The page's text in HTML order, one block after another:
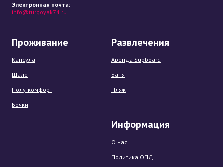
Электронная почта:
info@turgoyak74.ru
Проживание
Капсула
Шале
Полу-комфорт
Бочки
Развлечения
Аренда Supboard
Баня
Пляж
Информация
О нас
Политика ОПД